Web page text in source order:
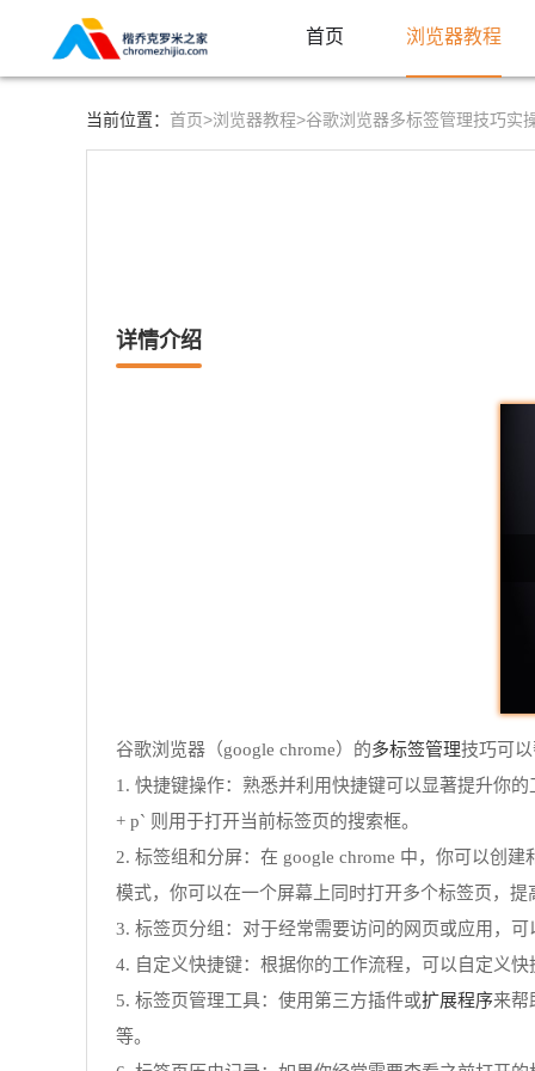
首页 浏览器教程
当前位置： 首页>浏览器教程>谷歌浏览器多标签管理技巧实
详情介绍
谷歌浏览器（google chrome）的多标签管理技巧可
1. 快捷键操作：熟悉并利用快捷键可以显著提升你
+ p` 则用于打开当前标签页的搜索框。
2. 标签组和分屏：在 google chrome 中，你可以创
模式，你可以在一个屏幕上同时打开多个标签页，提
3. 标签页分组：对于经常需要访问的网页或应用，
4. 自定义快捷键：根据你的工作流程，可以自定义
5. 标签页管理工具：使用第三方插件或扩展程序来帮
等。